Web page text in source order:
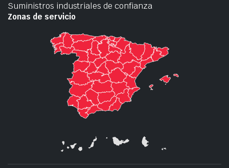
Suministros industriales de confianza
Zonas de servicio